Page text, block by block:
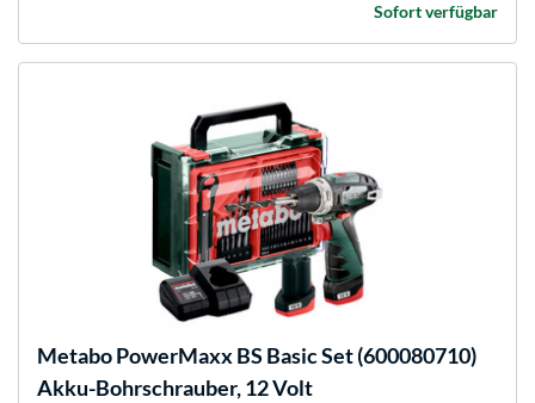
Sofort verfügbar
MetaboPowerMaxx BS Basic Set (600080710)
Akku-Bohrschrauber, 12 Volt